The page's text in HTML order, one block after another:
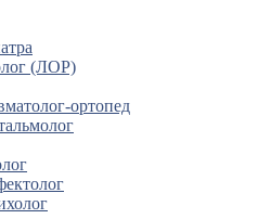
(ЛОР)
ортопед